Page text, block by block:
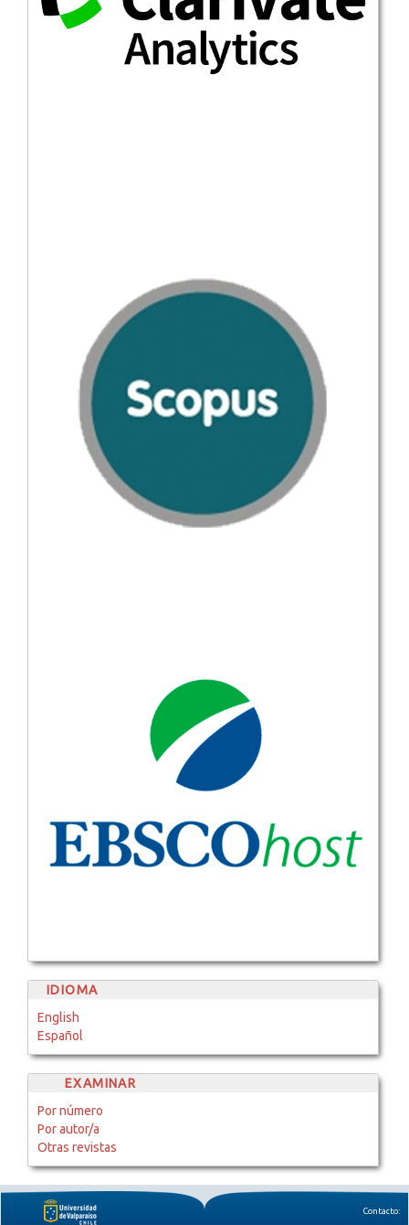
IDIOMA
English
Español
EXAMINAR
Por número
Por autor/a
Otras revistas
Contacto: